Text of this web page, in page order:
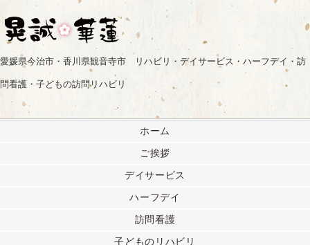
愛媛県今治市・香川県観音寺市 リハビリ・デイサービス・ハーフデイ・訪
問看護・子どもの訪問リハビリ
ホーム
ご挨拶
デイサービス
ハーフデイ
訪問看護
子どものリハビリ